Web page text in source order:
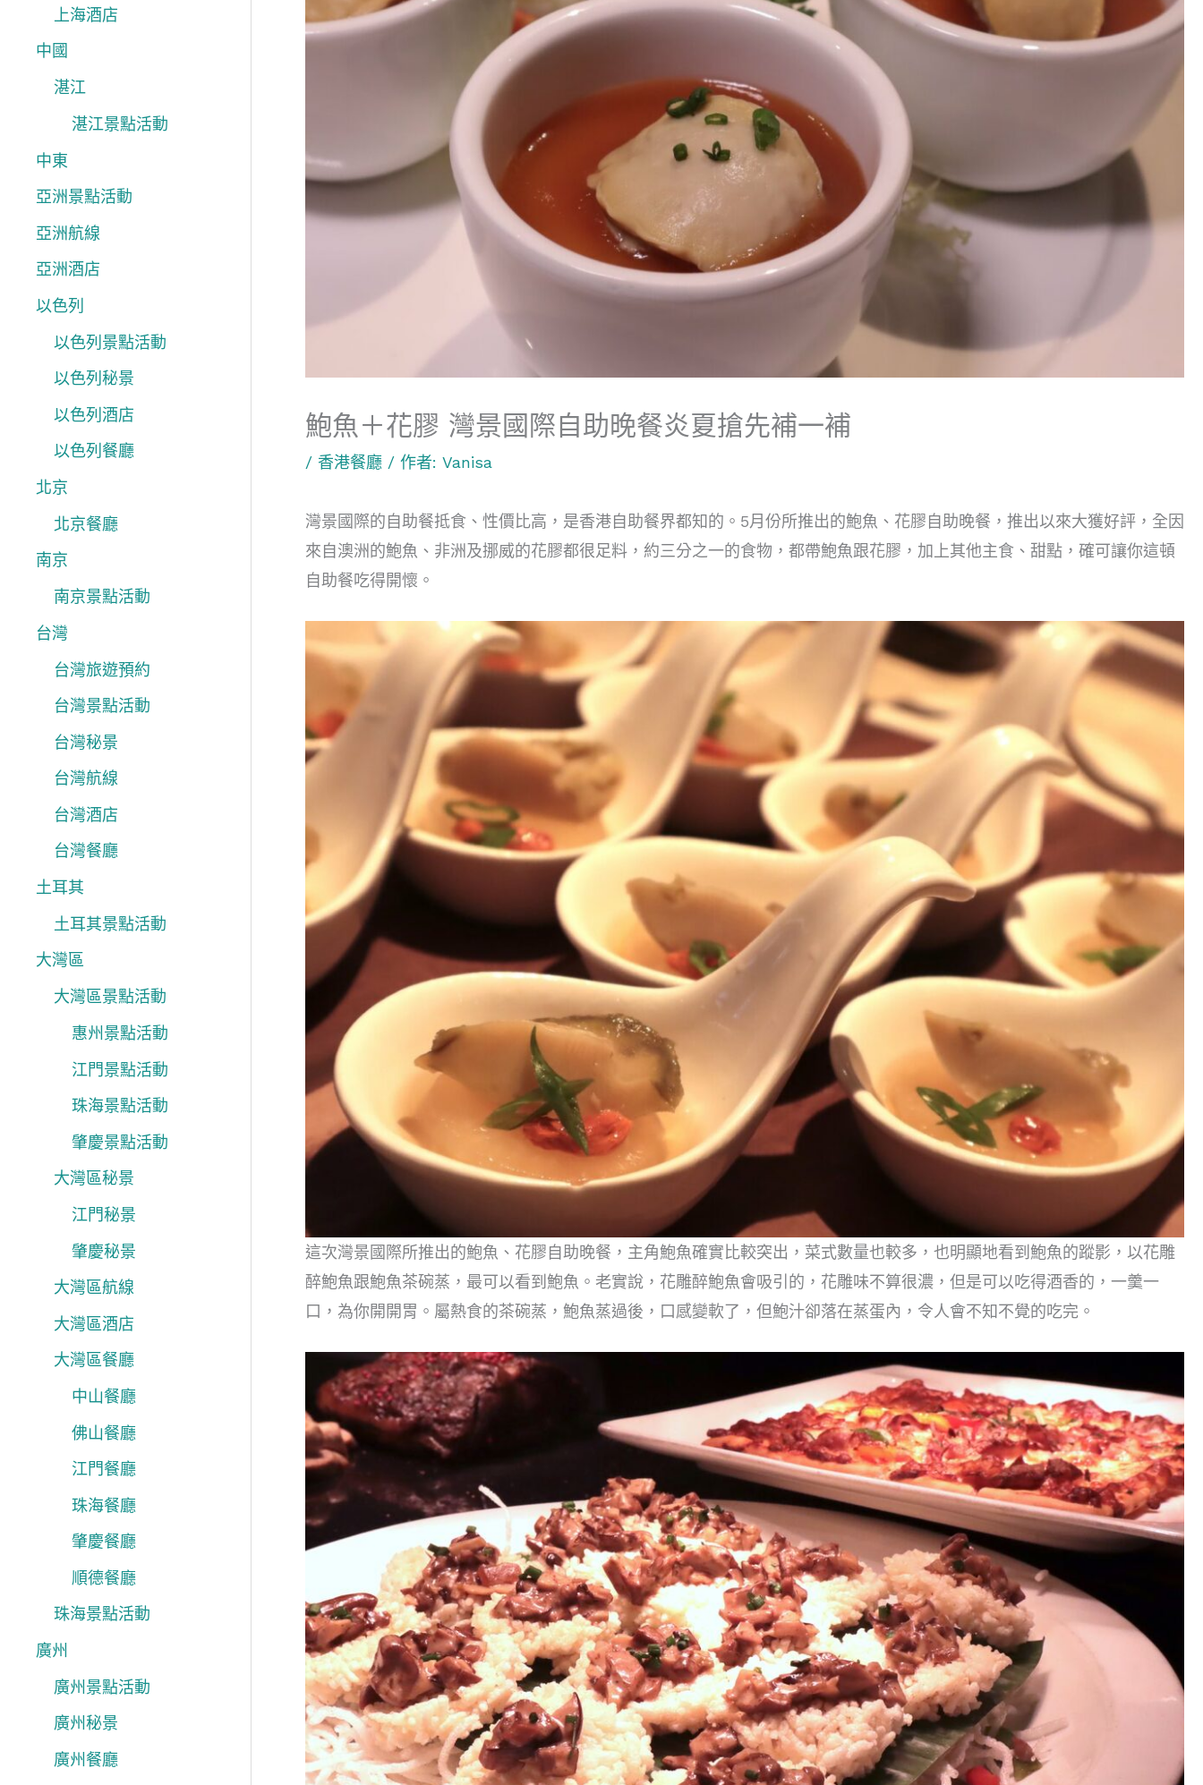
上海酒店
中國
湛江
湛江景點活動
中東
亞洲景點活動
亞洲航線
亞洲酒店
以色列
以色列景點活動
以色列秘景
以色列酒店
以色列餐廳
北京
北京餐廳
南京
南京景點活動
台灣
台灣旅遊預約
台灣景點活動
台灣秘景
台灣航線
台灣酒店
台灣餐廳
土耳其
土耳其景點活動
大灣區
大灣區景點活動
惠州景點活動
江門景點活動
珠海景點活動
肇慶景點活動
大灣區秘景
江門秘景
肇慶秘景
大灣區航線
大灣區酒店
大灣區餐廳
中山餐廳
佛山餐廳
江門餐廳
珠海餐廳
肇慶餐廳
順德餐廳
珠海景點活動
廣州
廣州景點活動
廣州秘景
廣州餐廳
鮑魚＋花膠 灣景國際自助晚餐炎夏搶先補一補
/ 香港餐廳/ 作者: Vanisa
灣景國際的自助餐抵食、性價比高，是香港自助餐界都知的。5月份所推出的鮑魚、花膠自助晚餐，推出以來大獲好評，全因
來自澳洲的鮑魚、非洲及挪威的花膠都很足料，約三分之一的食物，都帶鮑魚跟花膠，加上其他主食、甜點，確可讓你這頓
自助餐吃得開懷。
這次灣景國際所推出的鮑魚、花膠自助晚餐，主角鮑魚確實比較突出，菜式數量也較多，也明顯地看到鮑魚的蹤影，以花雕
醉鮑魚跟鮑魚茶碗蒸，最可以看到鮑魚。老實說，花雕醉鮑魚會吸引的，花雕味不算很濃，但是可以吃得酒香的，一羹一
口，為你開開胃。屬熱食的茶碗蒸，鮑魚蒸過後，口感變軟了，但鮑汁卻落在蒸蛋內，令人會不知不覺的吃完。